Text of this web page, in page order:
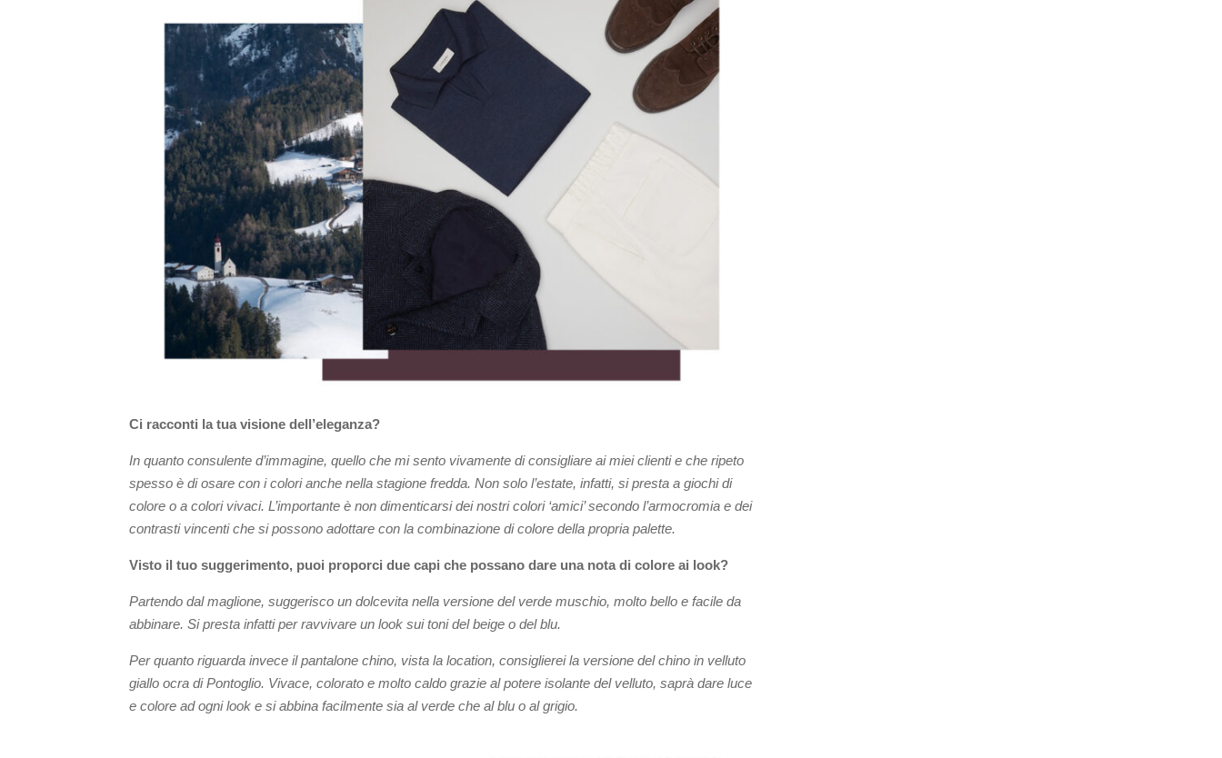
Ci racconti la tua visione dell’eleganza?
In quanto consulente d’immagine, quello che mi sento vivamente di consigliare ai miei clienti e che ripeto
spesso è di osare con i colori anche nella stagione fredda. Non solo l’estate, infatti, si presta a giochi di
colore o a colori vivaci. L’importante è non dimenticarsi dei nostri colori ‘amici’ secondo l’armocromia e dei
contrasti vincenti che si possono adottare con la combinazione di colore della propria palette.
Visto il tuo suggerimento, puoi proporci due capi che possano dare una nota di colore ai look?
Partendo dal maglione, suggerisco un dolcevita nella versione del verde muschio, molto bello e facile da
abbinare. Si presta infatti per ravvivare un look sui toni del beige o del blu.
Per quanto riguarda invece il pantalone chino, vista la location, consiglierei la versione del chino in velluto
giallo ocra di Pontoglio. Vivace, colorato e molto caldo grazie al potere isolante del velluto, saprà dare luce
e colore ad ogni look e si abbina facilmente sia al verde che al blu o al grigio.